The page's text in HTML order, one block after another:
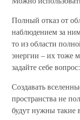
Полный отказ от
наблюдением за
то из области
энергии – их тоже
задайте себе
Создавать
пространства не
будут нужны такие